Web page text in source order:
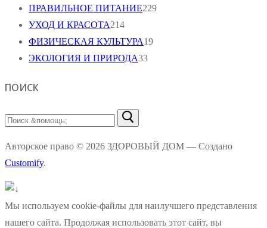
ПРАВИЛЬНОЕ ПИТАНИЕ229
УХОД И КРАСОТА214
ФИЗИЧЕСКАЯ КУЛЬТУРА19
ЭКОЛОГИЯ И ПРИРОДА33
ПОИСК
Найти:
Авторское право © 2026 ЗДОРОВЫЙ ДОМ — Создано
Customify.
Мы используем cookie-файлы для наилучшего представления
нашего сайта. Продолжая использовать этот сайт, вы